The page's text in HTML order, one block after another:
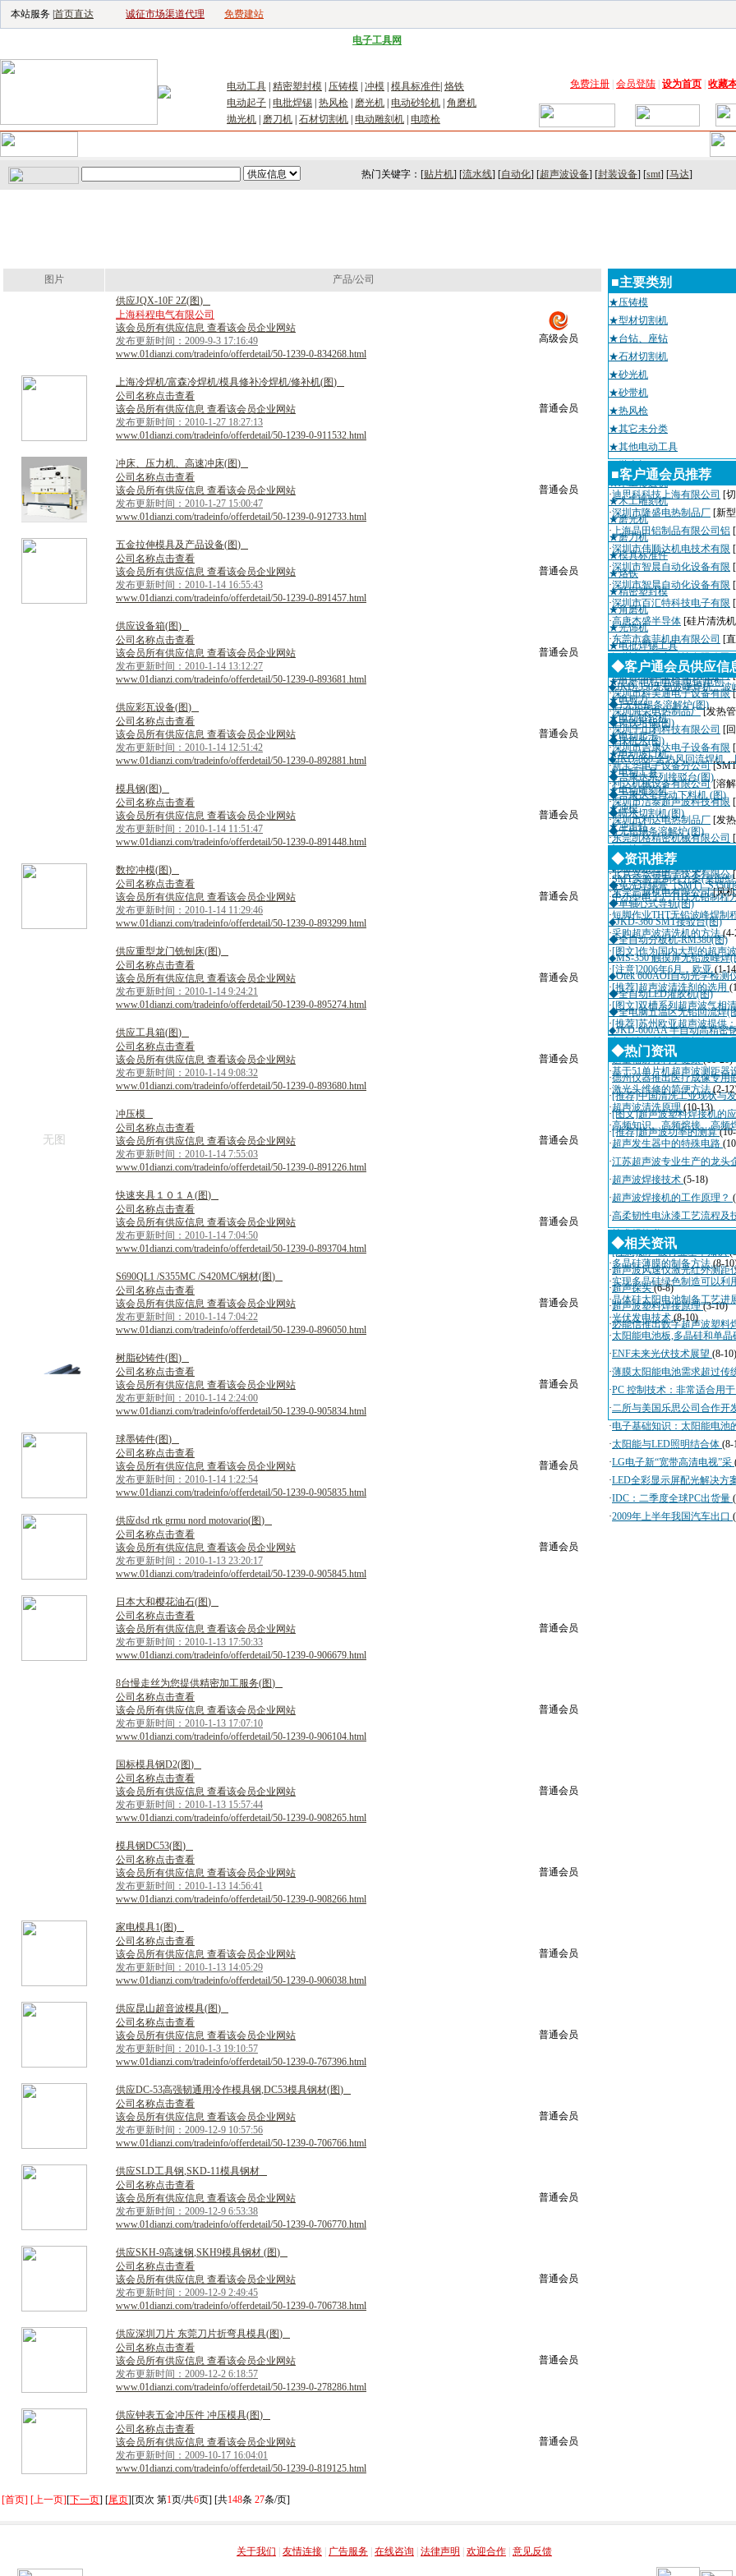
本站服务 | 首页直达 诚征市场渠道代理 免费建站
电子工具网
电动工具 精密塑封模 压铸模 冲模 模具标准件 烙铁
电动起子
电批焊锡 热风枪 磨光机 电动砂轮机 角磨机
抛光机
磨刀机 石材切割机 电动雕刻机 电喷枪
免费注册 会员登陆 设为首页 收藏
热门关键字：[贴片机] [流水线] [自动化] [超声波设备] [封装设备] [smt] [马达]
图片
产品/公司
供应JQX-10F 2Z(图)
上海科程电气有限公司
该会员所有供应信息 查看该会员企业网站
发布更新时间：2009-9-3 17:16:49
www.01dianzi.com/tradeinfo/offerdetail/50-1239-0-834268.html
高级会员
上海冷焊机/富森冷焊机/模具修补冷焊机/修补机(图)
公司名称点击查看
该会员所有供应信息 查看该会员企业网站
发布更新时间：2010-1-27 18:27:13
www.01dianzi.com/tradeinfo/offerdetail/50-1239-0-911532.html
普通会员
冲床、 压力机、 高速冲床(图)
公司名称点击查看
该会员所有供应信息 查看该会员企业网站
发布更新时间：2010-1-27 15:00:47
www.01dianzi.com/tradeinfo/offerdetail/50-1239-0-912733.html
普通会员
五金拉伸模具及 产品设备(图)
公司名称点击查看
该会员所有供应信息 查看该会员企业网站
发布更新时间：2010-1-14 16:55:43
www.01dianzi.com/tradeinfo/offerdetail/50-1239-0-891457.html
普通会员
供应设备箱(图)
公司名称点击查看
该会员所有供应信息 查看该会员企业网站
发布更新时间：2010-1-14 13:12:27
www.01dianzi.com/tradeinfo/offerdetail/50-1239-0-893681.html
普通会员
供应彩瓦设备(图)
公司名称点击查看
该会员所有供应信息 查看该会员企业网站
发布更新时间：2010-1-14 12:51:42
www.01dianzi.com/tradeinfo/offerdetail/50-1239-0-892881.html
普通会员
模具钢(图)
公司名称点击查看
该会员所有供应信息 查看该会员企业网站
发布更新时间：2010-1-14 11:51:47
www.01dianzi.com/tradeinfo/offerdetail/50-1239-0-891448.html
普通会员
数控冲模(图)
公司名称点击查看
该会员所有供应信息 查看该会员企业网站
发布更新时间：2010-1-14 11:29:46
www.01dianzi.com/tradeinfo/offerdetail/50-1239-0-893299.html
普通会员
供应重型龙门铣刨 床(图)
公司名称点击查看
该会员所有供应信息 查看该会员企业网站
发布更新时间：2010-1-14 9:24:21
www.01dianzi.com/tradeinfo/offerdetail/50-1239-0-895274.html
普通会员
供应工具箱(图)
公司名称点击查看
该会员所有供应信息 查看该会员企业网站
发布更新时间：2010-1-14 9:08:32
www.01dianzi.com/tradeinfo/offerdetail/50-1239-0-893680.html
普通会员
无图
冲压模
公司名称点击查看
该会员所有供应信息 查看该会员企业网站
发布更新时间：2010-1-14 7:55:03
www.01dianzi.com/tradeinfo/offerdetail/50-1239-0-891226.html
普通会员
快速夹具 １ ０ １ Ａ (图)
公司名称点击查看
该会员所有供应信息 查看该会员企业网站
发布更新时间：2010-1-14 7:04:50
www.01dianzi.com/tradeinfo/offerdetail/50-1239-0-893704.html
普通会员
S690QL1 /S355MC /S420MC/钢材(图)
公司名称点击查看
该会员所有供应信息 查看该会员企业网站
发布更新时间：2010-1-14 7:04:22
www.01dianzi.com/tradeinfo/offerdetail/50-1239-0-896050.html
普通会员
树脂砂铸件(图)
公司名称点击查看
该会员所有供应信息 查看该会员企业网站
发布更新时间：2010-1-14 2:24:00
www.01dianzi.com/tradeinfo/offerdetail/50-1239-0-905834.html
普通会员
球墨铸件(图)
公司名称点击查看
该会员所有供应信息 查看该会员企业网站
发布更新时间：2010-1-14 1:22:54
www.01dianzi.com/tradeinfo/offerdetail/50-1239-0-905835.html
普通会员
供应dsd rtk grmu nord motovario(图)
公司名称点击查看
该会员所有供应信息 查看该会员企业网站
发布更新时间：2010-1-13 23:20:17
www.01dianzi.com/tradeinfo/offerdetail/50-1239-0-905845.html
普通会员
日 本大和樱花油石(图)
公司名称点击查看
该会员所有供应信息 查看该会员企业网站
发布更新时间：2010-1-13 17:50:33
www.01dianzi.com/tradeinfo/offerdetail/50-1239-0-906679.html
普通会员
8台慢走丝为您提供精密加工服务(图)
公司名称点击查看
该会员所有供应信息 查看该会员企业网站
发布更新时间：2010-1-13 17:07:10
www.01dianzi.com/tradeinfo/offerdetail/50-1239-0-906104.html
普通会员
国标模具钢D2(图)
公司名称点击查看
该会员所有供应信息 查看该会员企业网站
发布更新时间：2010-1-13 15:57:44
www.01dianzi.com/tradeinfo/offerdetail/50-1239-0-908265.html
普通会员
模具钢DC53(图)
公司名称点击查看
该会员所有供应信息 查看该会员企业网站
发布更新时间：2010-1-13 14:56:41
www.01dianzi.com/tradeinfo/offerdetail/50-1239-0-908266.html
普通会员
家电模具1(图)
公司名称点击查看
该会员所有供应信息 查看该会员企业网站
发布更新时间：2010-1-13 14:05:29
www.01dianzi.com/tradeinfo/offerdetail/50-1239-0-906038.html
普通会员
供应昆山超音波模具(图)
公司名称点击查看
该会员所有供应信息 查看该会员企业网站
发布更新时间：2010-1-3 19:10:57
www.01dianzi.com/tradeinfo/offerdetail/50-1239-0-767396.html
普通会员
供应DC-53高强韧通用冷作模具钢,DC53模具钢材(图)
公司名称点击查看
该会员所有供应信息 查看该会员企业网站
发布更新时间：2009-12-9 10:57:56
www.01dianzi.com/tradeinfo/offerdetail/50-1239-0-706766.html
普通会员
供应SLD工具钢,SKD-11模具钢材
公司名称点击查看
该会员所有供应信息 查看该会员企业网站
发布更新时间：2009-12-9 6:53:38
www.01dianzi.com/tradeinfo/offerdetail/50-1239-0-706770.html
普通会员
供应SKH-9高速钢,SKH9模具钢材 (图)
公司名称点击查看
该会员所有供应信息 查看该会员企业网站
发布更新时间：2009-12-9 2:49:45
www.01dianzi.com/tradeinfo/offerdetail/50-1239-0-706738.html
普通会员
供应深圳 刀 片 东莞刀 片折弯具模具(图)
公司名称点击查看
该会员所有供应信息 查看该会员企业网站
发布更新时间：2009-12-2 6:18:57
www.01dianzi.com/tradeinfo/offerdetail/50-1239-0-278286.html
普通会员
供应钟表五金冲压件 冲压模具(图)
公司名称点击查看
该会员所有供应信息 查看该会员企业网站
发布更新时间：2009-10-17 16:04:01
www.01dianzi.com/tradeinfo/offerdetail/50-1239-0-819125.html
普通会员
■主要类别
★压铸模
★型材切割机
★台钻、座钻
★石材切割机
★砂光机
★砂带机
★热风枪
★其它未分类
★其他电动工具
★抛光机
★木工修边机
★木工雕刻机
★磨光机
★磨刀机
★模具标准件
★烙铁
★精密塑封模
★角磨机
★光饰机
★电批焊锡工具
★电喷枪
★电磨|电钻|电锤|电锯|电刨
★电剪刀
★电动砂轮机
★电动起子
★电动坡口机
★电动工具
★电动雕刻机
★冲模
★冲击钻
■客户通会员推荐
·迪思科科技上海有限公司 [
·深圳市隆盛电热制品厂 [新
·上海晶田铝制品有限公司铝
·深圳市伟顺达机电技术有限
·深圳市智晨自动化设备有限
·深圳市智晨自动化设备有限
·深圳市百汇特科技电子有限
·高唐杰盛半导体 [硅片清洗
·东莞市鑫菲机电有限公司 [
深圳市瑞天宇科技有限公司
·深圳粤城工业设备有限公司
·深圳市科美通电子设备有限
·深圳海荣电热制品厂 [发热
·深圳千山利科技有限公司 [
·深圳市吉康达电子设备有限
·新宝华电子设备分公司
·利达机械设备有限公司 [溶
·深圳市洁泰超声波科技有限
·深圳市利达电热制品厂 [发
·东莞凯格精密机械有限公司
·深圳市迈瑞自动化设备有限
·北京兴华特电子技术有限公
·东莞三越机电有限公司 [风
◆客户通会员供应信
◆JKD-350无铅波峰焊机，波
◆1无铅锡条溶解炉(图)
◆铸铁坩锅(图)
◆抹机水(图)
◆JKD-860 全热风回流焊机
◆吉康达系列接驳台(图)
◆吉康达全自动下料机 (图)
◆喷水切割机(图)
◆无铅锡条溶解炉(图)
◆锡炉(图)
◆免洗助焊剂F830(图)
◆免洗焊锡膏（SMT）S350(
◆单轴心式导轨(图)
◆JKD-360 SMT接驳台(图)
◆全自动分板机-RM380(图)
◆MS-350 触摸屏无铅波峰焊(
◆Otek 600AOI自动光学检测
◆全自动LED灌胶机(图)
◆全电脑五温区无铅回流焊(
◆JKD-600AA 半自动高精密
◆资讯推荐
·SMT实验室制程方案(桌面型
·中小型电子厂THT无铅制程
·短脚作业THT无铅波峰焊制
·采购超声波清洗机的方法(4-
·[图文]作为国内大型的超声
·[注意]2006年6月，欧亚(1-
·[推荐]超声波清洗剂的选用
·[图文]双槽系列超声波气相
·[推荐]苏州欧亚超声波提供
超声波诊断仪国际招标10月看
·适量辐射有利于健康(11-20)
·德州仪器推出医疗成像专用
·[推荐]中国清洗工业现状与
·[图文]超声波塑料焊接机的应
·[推荐]超声波功率的测算
◆热门资讯
·基于51单片机超声波测距器
·激光头维修的简便方法(2-
·超声波清洗原理(10-13)
·高频知识、高频熔接、高频
·超声发生器中的特殊电路
·江苏超声波专业生产的龙头
·超声波焊接技术 (5-18)
·超声波焊接机的工作原理？
·高柔韧性电泳漆工艺流程及
技术规格书
(4-3)
·[注意]超声波行业基本知识
·超声波风速仪激光红外测距
·超声探头(6-8)
·超声波塑料焊接原理(3-10)
·必能信推出数字超声波塑料
◆相关资讯
·多晶硅薄膜的制备方法(8-
·实现多晶硅绿色制造可以利
·晶体硅太阳电池制备工艺进
·光伏发电技术(8-10)
·太阳能电池板,多晶硅和单晶
·ENF未来光伏技术展望 (8-10)
·薄膜太阳能电池需求超过传
·PC 控制技术：非常适合用于
·二所与美国乐思公司合作开
·电子基础知识：太阳能电池
·太阳能与LED照明结合体 (8-
·LG电子新“宽带高清电视”采
·LED全彩显示屏配光解决方
·IDC：二季度全球PC出货量
·2009年上半年我国汽车出口
[首页] [上一页][下一页] [尾页][页次 第1页/共6页] [共148条 27条/页]
关于我们
友情连接 广告服务 在线咨询 法律声明 欢迎合作 意见反馈